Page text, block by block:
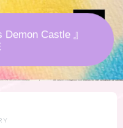
Demon Castle 』